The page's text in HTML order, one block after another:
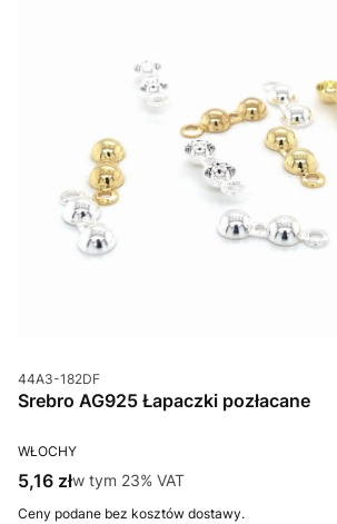
Kod produktu
44A3-182DF
Srebro AG925 Łapaczki pozłacane
PRODUCENT
WŁOCHY
Cena brutto
5,16 złw tym %s VAT
w tym 23% VAT
Ceny podane bez kosztów dostawy.